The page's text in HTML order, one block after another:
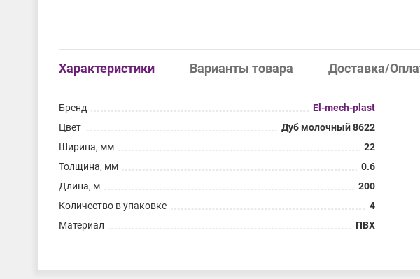
Характеристики Варианты товара Доставка/
Бренд
El-mech-plast
Цвет
Дуб молочный 8622
Ширина, мм
22
Толщина, мм
0.6
Длина, м
200
Количество в упаковке
4
Материал
ПВХ